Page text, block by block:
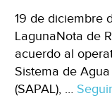
19 de diciembre
LagunaNota de
acuerdo al
Sistema de
(SAPAL), …